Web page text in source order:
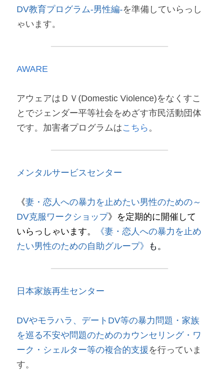
DV教育プログラム-男性編-を準備していらっし
ゃいます。
AWARE
アウェアはＤＶ(Domestic Violence)をなくすこ
とでジェンダー平等社会をめざす市民活動団体
です。加害者プログラムはこちら 。
メンタルサービスセンタ ー
《妻・恋人への暴力を止めたい男性のための～
DV克服ワークショップ》 を定期的に開催して
いらっしゃいます。
《妻・恋人への暴力を止め
たい男性のための自助グループ》
も。
日本家族再生センター
DVやモラハラ、デートDV等の暴力問題・家族
を巡る不安や問題のためのカウンセリング・ワ
ーク・シェルター等の複合的支援を行っていま
す。